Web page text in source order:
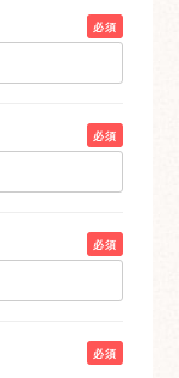
必須
必須
必須
必須